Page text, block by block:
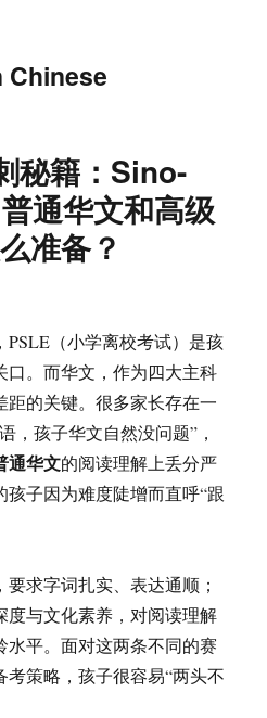
Chinese
秘籍：Sino-
通华文和高级
准备？
（小学离校考试）是孩
口。而华文，作为四大主科
距的关键。很多家长存在一
，孩子华文自然没问题”，
通华文的阅读理解上丢分严
孩子因为难度陡增而直呼“跟
求字词扎实、表达通顺；
度与文化素养，对阅读理解
水平。面对这两条不同的赛
策略，孩子很容易“两头不